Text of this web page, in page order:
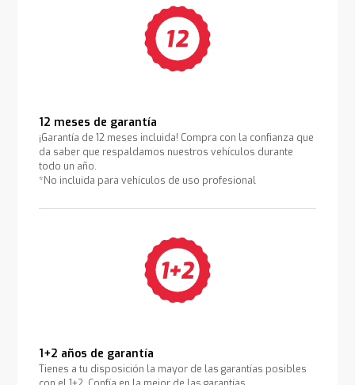
12 meses de garantía
¡Garantía de 12 meses incluida! Compra con la confianza que
da saber que respaldamos nuestros vehículos durante
todo un año.
*No incluida para vehículos de uso profesional
1+2 años de garantía
Tienes a tu disposición la mayor de las garantías posibles